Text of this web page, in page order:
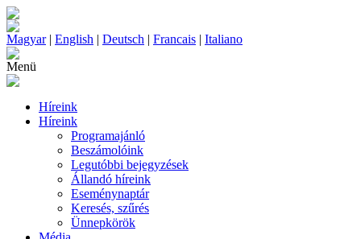
Magyar| English | Deutsch | Francais | Italiano
Menü
Híreink
Híreink
Programajánló
Beszámolóink
Legutóbbi bejegyzések
Állandó híreink
Eseménynaptár
Keresés, szűrés
Ünnepkörök